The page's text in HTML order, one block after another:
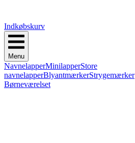
Indkøbskurv
Menu
NavnelapperMinilapperStore
navnelapperBlyantmærkerStrygemærker
Børneværelset